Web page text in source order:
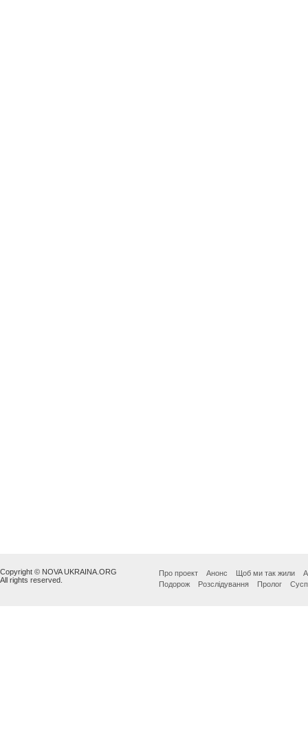
Copyright © NOVA UKRAINA.ORG
All rights reserved.
Про проект Анонс Щоб ми так жили
Подорож
Розслідування Пролог